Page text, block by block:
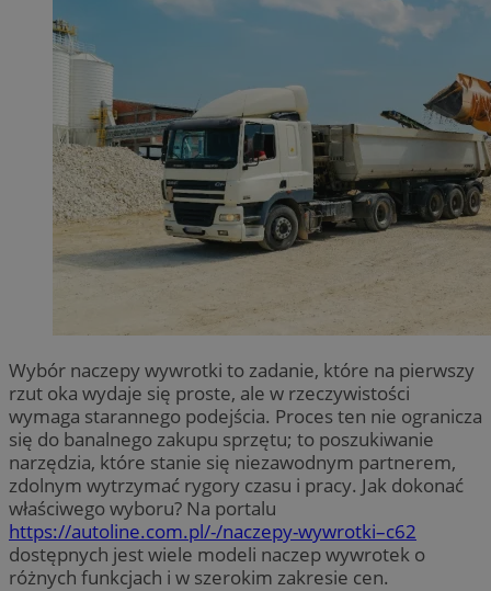
Wybór naczepy wywrotki to zadanie, które na pierwszy
rzut oka wydaje się proste, ale w rzeczywistości
wymaga starannego podejścia. Proces ten nie ogranicza
się do banalnego zakupu sprzętu; to poszukiwanie
narzędzia, które stanie się niezawodnym partnerem,
zdolnym wytrzymać rygory czasu i pracy. Jak dokonać
właściwego wyboru? Na portalu
https://autoline.com.pl/-/naczepy-wywrotki–c62
dostępnych jest wiele modeli naczep wywrotek o
różnych funkcjach i w szerokim zakresie cen.